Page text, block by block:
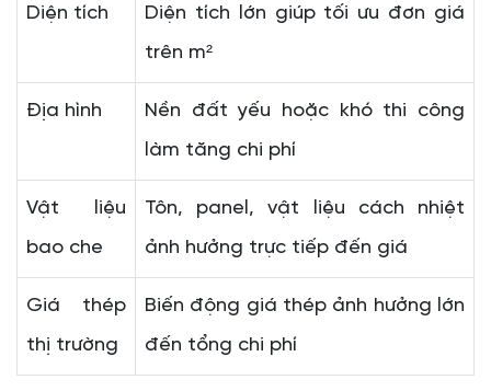
Diện tích
Diện tích lớn giúp tối ưu đơn giá
trên m²
Địa hình
Nền đất yếu hoặc khó thi công
làm tăng chi phí
Vật liệu
bao che
Tôn, panel, vật liệu cách nhiệt
ảnh hưởng trực tiếp đến giá
Giá thép
thị trường
Biến động giá thép ảnh hưởng lớn
đến tổng chi phí